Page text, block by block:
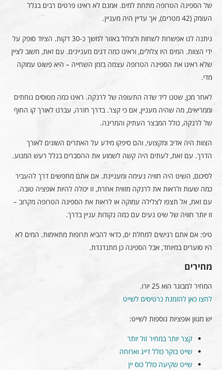
של הספינה הטרופה מתחת למים. אמנם לא ראינו פרטים רבים בגלל
העומק (42 מטרים), אך עדיין היה מעניין.
ניתנה לנו אפשרות לשחות ולצלול באזור למשך כ-30 דקות. הציוד סופק על
ידי הצוות. המים היו צלולים, וראינו כמה דגים מעניינים. עם זאת, חשוב לציין
שלא ראינו את הספינה הטרופה עצמה בזמן השחייה – היא פשוט עמוקה
מדי.
לאחר מכן, שטנו ליד שדה התעופה של לרנקה. ראינו כמה מטוסים נוחתים
וממריאים, מה שהיה מעניין, אם כי קצר. בדרך חזרה, עברנו לאורך קו החוף
של לרנקה, כולל המבצר העתיק והמרינה.
הצוות היה אדיב ומקצועי, והם סיפקו מידע על האתרים השונים לאורך
הדרך. עם זאת, לעתים היה קשה לשמוע את ההסברים בגלל רעש המנוע.
לסיכום, השיט היה חוויה נעימה ומעניינת. אם אתם מחפשים דרך להעביר
כמה שעות ולראות את לרנקה מזווית אחרת, זו יכולה להיות אופציה טובה.
עם זאת, אל תצפו לצלילה עמוקה או לראות את הספינה הטרופה מקרוב –
זו יותר חוויה של שיט נעים עם כמה נקודות עניין בדרך.
טיפ: אם אתם רגישים למחלת ים, כדאי להביא תרופות מתאימות. המים לא
היו סוערים במיוחד, אבל הספינה כן מתנדנדת.
מחירים
המחיר למבוגר הוא 25 יורו.
לחצו כאן להזמנת כרטיסים לשייט
יש מגוון אופציות נוספות לשייט:
קצר יותר במחיר זול יותר
שייט בוקר כולל דייג וארוחה
שייט שקיעה כולל כוס יין